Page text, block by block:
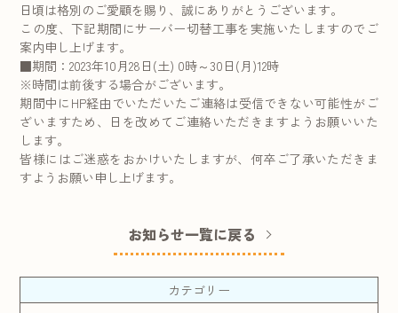
日頃は格別のご愛顧を賜り、誠にありがとうございます。
この度、下記期間にサーバー切替工事を実施いたしますのでご
案内申し上げます。
■期間：2023年10月28日(土) 0時～30日(月)12時
※時間は前後する場合がございます。
期間中にHP経由でいただいたご連絡は受信できない可能性がご
ざいますため、日を改めてご連絡いただきますようお願いいた
します。
皆様にはご迷惑をおかけいたしますが、何卒ご了承いただきま
すようお願い申し上げます。
お知らせ一覧に戻る
カテゴリー